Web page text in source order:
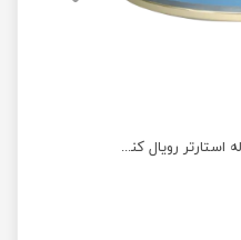
کنسرو غذای سگ مادر و توله استارتر رویال کنین وزن ۱۹۵ گرم